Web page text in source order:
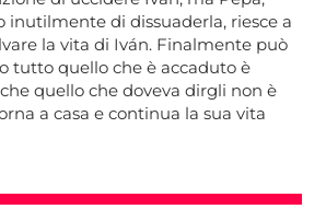
inutilmente di dissuaderla, riesce a
la vita di Iván. Finalmente può
tutto quello che è accaduto è
quello che doveva dirgli non è
a casa e continua la sua vita